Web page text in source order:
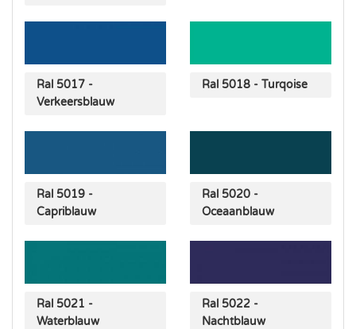
Ral 5017 -
Verkeersblauw
Ral 5018 - Turqoise
Ral 5019 -
Capriblauw
Ral 5020 -
Oceaanblauw
Ral 5021 -
Waterblauw
Ral 5022 -
Nachtblauw